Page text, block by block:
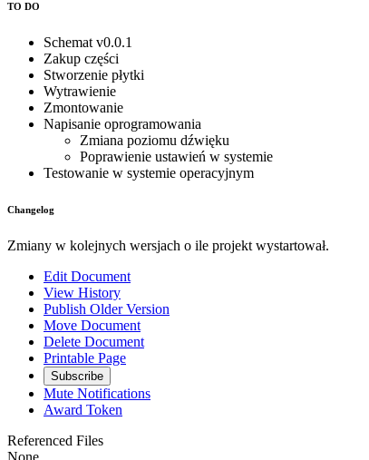
TO DO
Schemat v0.0.1
Zakup części
Stworzenie płytki
Wytrawienie
Zmontowanie
Napisanie oprogramowania
Zmiana poziomu dźwięku
Poprawienie ustawień w systemie
Testowanie w systemie operacyjnym
Changelog
Zmiany w kolejnych wersjach o ile projekt wystartował.
Edit Document
View History
Publish Older Version
Move Document
Delete Document
Printable Page
Subscribe
Mute Notifications
Award Token
Referenced Files